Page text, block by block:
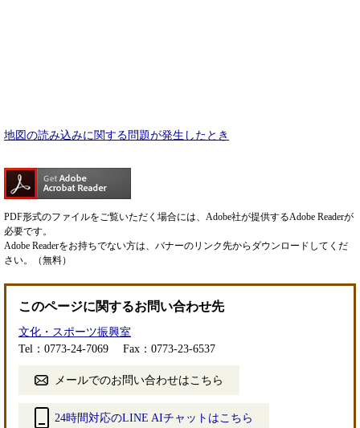
地図の読み込みに関する問題が発生したとき
PDF形式のファイルをご覧いただく場合には、Adobe社が提供するAdobe Readerが
必要です。
Adobe Readerをお持ちでない方は、バナーのリンク先からダウンロードしてくだ
さい。（無料）
このページに関するお問い合わせ先
文化・スポーツ振興室
Tel：0773-24-7069
Fax：0773-23-6537
メールでのお問い合わせはこちら
24時間対応のLINE AIチャットはこちら